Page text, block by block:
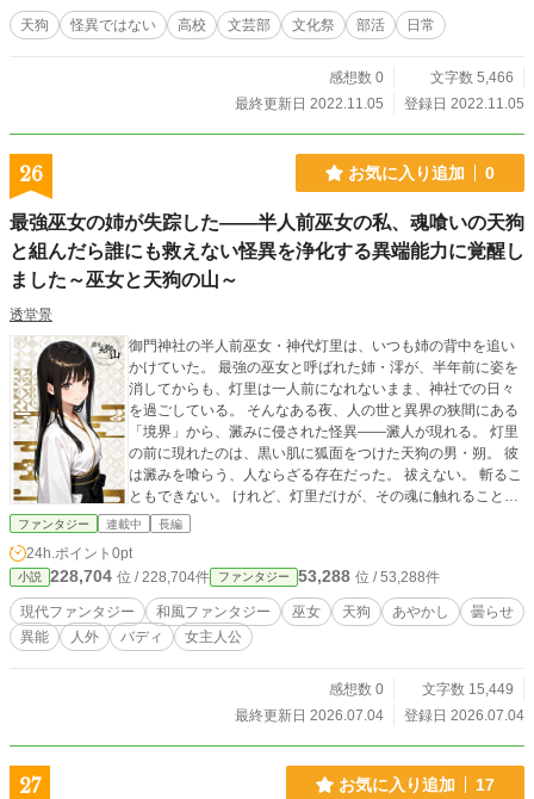
天狗 怪異ではない 高校 文芸部 文化祭 部活 日常
感想数 0
文字数 5,466
最終更新日 2022.11.05
登録日 2022.11.05
26 お気に入り追加 0
最強巫女の姉が失踪した――半人前巫女の私、魂喰いの天狗
と組んだら誰にも救えない怪異を浄化する異端能力に覚醒し
ました～巫女と天狗の山～
透堂景
御門神社の半人前巫女・神代灯里は、いつも姉の背中を追い
かけていた。 最強の巫女と呼ばれた姉・澪が、半年前に姿を
消してからも、灯里は一人前になれないまま、神社での日々
を過ごしている。 そんなある夜、人の世と異界の狭間にある
「境界」から、澱みに侵された怪異――澱人が現れる。 灯里
の前に現れたのは、黒い肌に狐面をつけた天狗の男・朔。 彼
は澱みを喰らう、人ならざる存在だった。 祓えない。 斬るこ
ともできない。 けれど、灯里だけが、その魂に触れることが
できる。 姉のように強くなりたい。 誰かに守られるだけの自
異端の力を呼び覚ましていく。 一方で、天狗の領域である
「峰」では、灯里の存在を巡って不穏な思惑が動き出す。 消
えた姉。 境界の異常。 澱みに堕ちた巫女。 そして、灯里を
狙う天狗たち。 誰にも救えない怪異を、半人前の巫女だけが
浄化できる。 これは、弱さを抱えた少女が、魂喰いの天狗と
ファンタジー 連載中 長編
24h.ポイント 0pt
小説 228,704 位 / 228,704件 ファンタジー 53,288 位 / 53,288件
現代ファンタジー 和風ファンタジー 巫女 天狗 あやかし
曇らせ
異能
人外 バディ 女主人公
感想数 0
文字数 15,449
最終更新日 2026.07.04
登録日 2026.07.04
27 お気に入り追加 17